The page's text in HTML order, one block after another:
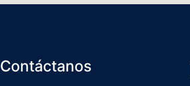
Contáctanos